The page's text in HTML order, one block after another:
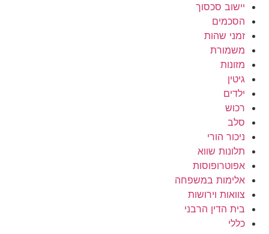
יישוב סכסוך
הסכמים
זמני שהות
משמורת
מזונות
גיטין
ילדים
רכוש
סלב
ניכור הורי
תלונות שווא
אפוטרופוסות
אלימות במשפחה
צוואות וירושות
בית הדין הרבני
כללי